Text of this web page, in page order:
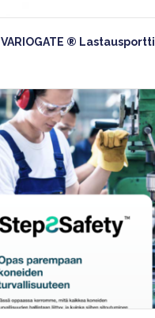
VARIOGATE ® Lastausportti